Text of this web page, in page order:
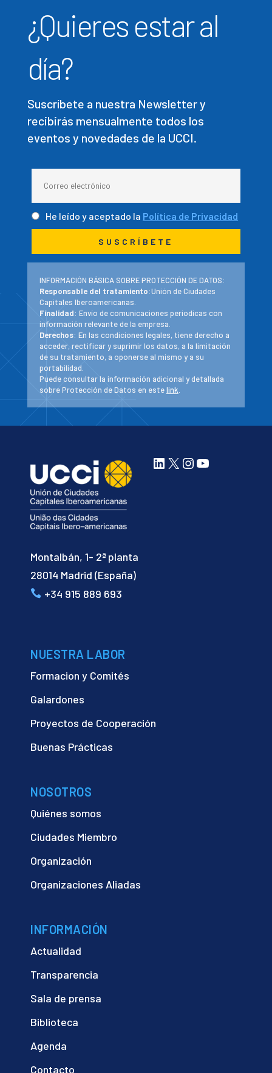
¿Quieres estar al
día?
Suscríbete a nuestra Newsletter y
recibirás mensualmente todos los
eventos y novedades de la UCCI.
He leído y aceptado la Política de Privacidad
INFORMACIÓN BÁSICA SOBRE PROTECCIÓN DE DATOS:
Responsable del tratamiento:Unión de Ciudades
Capitales Iberoamericanas.
Finalidad: Envío de comunicaciones periodicas con
información relevante de la empresa.
Derechos: En las condiciones legales, tiene derecho a
acceder, rectificar y suprimir los datos, a la limitación
de su tratamiento, a oponerse al mismo y a su
portabilidad.
Puede consultar la información adicional y detallada
sobre Protección de Datos en estelink
Montalbán, 1- 2ª planta
28014 Madrid (España)
+34 915 889 693
LinkedIn
X Instagram
YouTube
NUESTRA LABOR
Formacion y Comités
Galardones
Proyectos de Cooperación
Buenas Prácticas
NOSOTROS
Quiénes somos
Ciudades Miembro
Organización
Organizaciones Aliadas
INFORMACIÓN
Actualidad
Transparencia
Sala de prensa
Biblioteca
Agenda
Contacto